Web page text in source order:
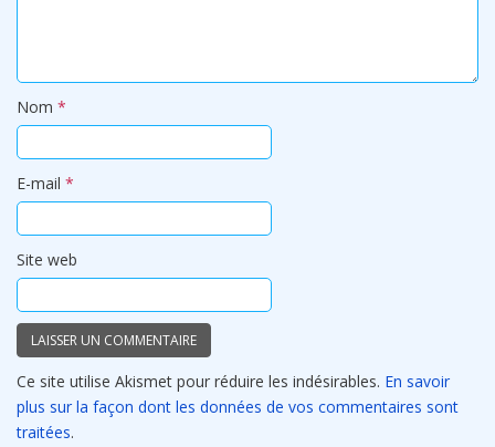
Nom *
E-mail *
Site web
Ce site utilise Akismet pour réduire les indésirables. En savoir
plus sur la façon dont les données de vos commentaires sont
traitées.